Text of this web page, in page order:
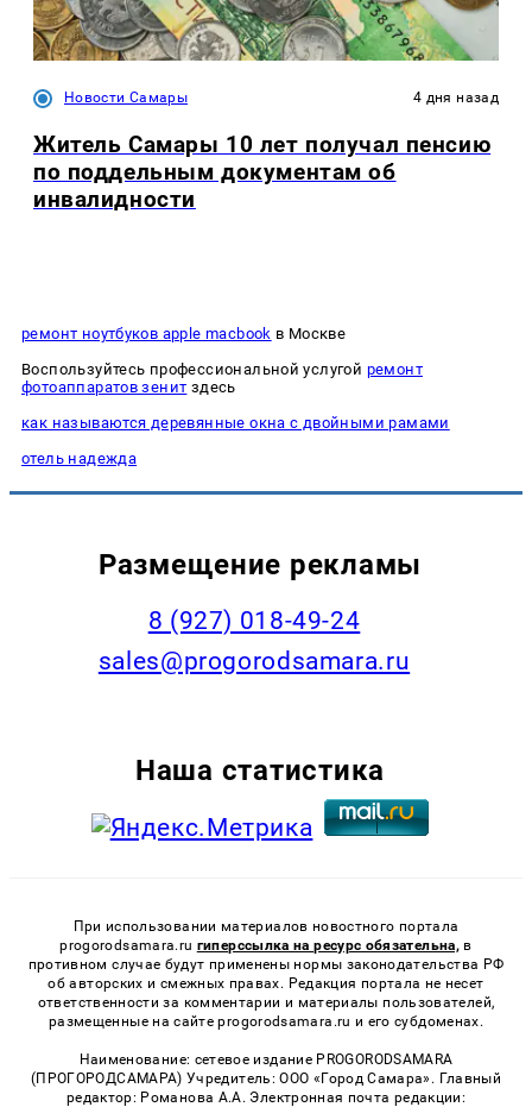
Новости Самары 4 дня назад
Житель Самары 10 лет получал пенсию
по поддельным документам об
инвалидности
ремонт ноутбуков apple macbook в Москве
Воспользуйтесь профессиональной услугой ремонт
фотоаппаратов зенит здесь
как называются деревянные окна с двойными рамами
отель надежда
Размещение рекламы
8 (927) 018-49-24
sales@progorodsamara.ru
Наша статистика
При использовании материалов новостного портала
progorodsamara.ru гиперссылка на ресурс обязательна, в
противном случае будут применены нормы законодательства РФ
об авторских и смежных правах. Редакция портала не несет
ответственности за комментарии и материалы пользователей,
размещенные на сайте progorodsamara.ru и его субдоменах.
Наименование: сетевое издание PROGORODSAMARA
(ПРОГОРОДСАМАРА) Учредитель: ООО «Город Самара». Главный
редактор: Романова А.А. Электронная почта редакции: